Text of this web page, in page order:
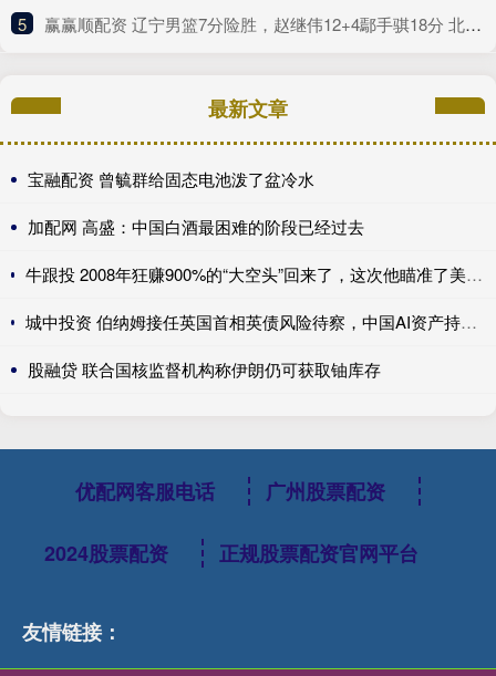
5 ​赢赢顺配资 辽宁男篮7分险胜，赵继伟12+4鄢手骐18分 北控新后场双枪合砍41分
最新文章
宝融配资 曾毓群给固态电池泼了盆冷水
加配网 高盛：中国白酒最困难的阶段已经过去
牛跟投 2008年狂赚900%的“大空头”回来了，这次他瞄准了美国保险公司，甚至包括伯克希尔......
城中投资 伯纳姆接任英国首相英债风险待察，中国AI资产持续领涨，美国积极保障关键矿产---0624宏观脱水
股融贷 联合国核监督机构称伊朗仍可获取铀库存
优配网客服电话 广州股票配资
2024股票配资 正规股票配资官网平台
友情链接：